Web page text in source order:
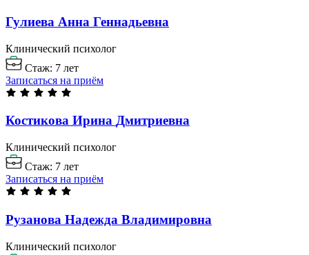
Гулиева Анна Геннадьевна
Клинический психолог
Стаж: 7 лет
Записаться на приём
Костикова Ирина Дмитриевна
Клинический психолог
Стаж: 7 лет
Записаться на приём
Рузанова Надежда Владимировна
Клинический психолог